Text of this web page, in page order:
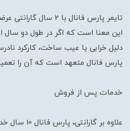
تایمر پارس فانال با 2
این معنا است که اگر در طول دو سال
دلیل خرابی یا عیب ساخت، کارکرد
پارس فانال متعهد است که آن را
خدمات پس از فروش
علاوه بر